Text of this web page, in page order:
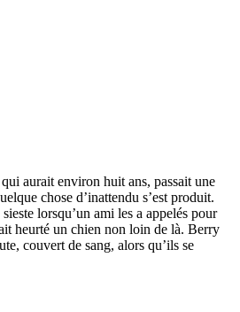
aurait environ huit ans, passait une
chose d’inattendu s’est produit.
lorsqu’un ami les a appelés pour
heurté un chien non loin de là. Berry
couvert de sang, alors qu’ils se